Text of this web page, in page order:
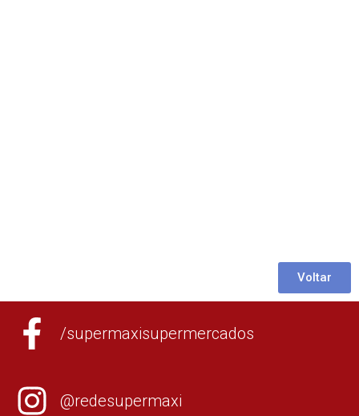
Voltar
/supermaxisupermercados
@redesupermaxi